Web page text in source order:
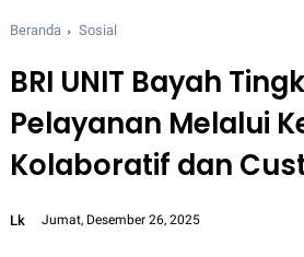
Beranda Sosial
BRI UNIT Bayah
Pelayanan Melalui
Kolaboratif dan
Lk Jumat, Desember 26, 2025